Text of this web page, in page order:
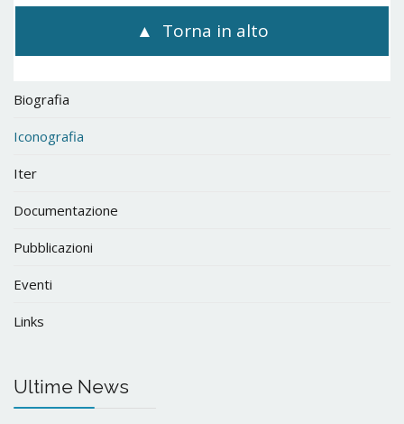
Torna in alto
Biografia
Iconografia
Iter
Documentazione
Pubblicazioni
Eventi
Links
Ultime News